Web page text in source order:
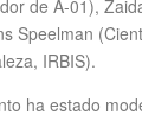
de A-01),
Speelman
IRBIS).
ha estado